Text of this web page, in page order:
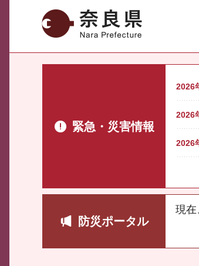
奈良県
緊急・災害情報
2026
2026
2026
防災ポータル
現在